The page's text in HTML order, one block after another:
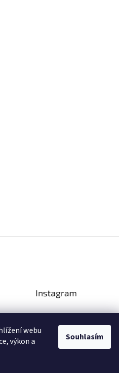
webu
výkon a
Souhlasím
Instagram
Sledovat na Instagramu